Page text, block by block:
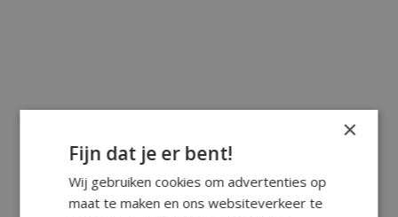
×
Fijn dat je er bent!
Wij gebruiken cookies om advertenties op
maat te maken en ons websiteverkeer te